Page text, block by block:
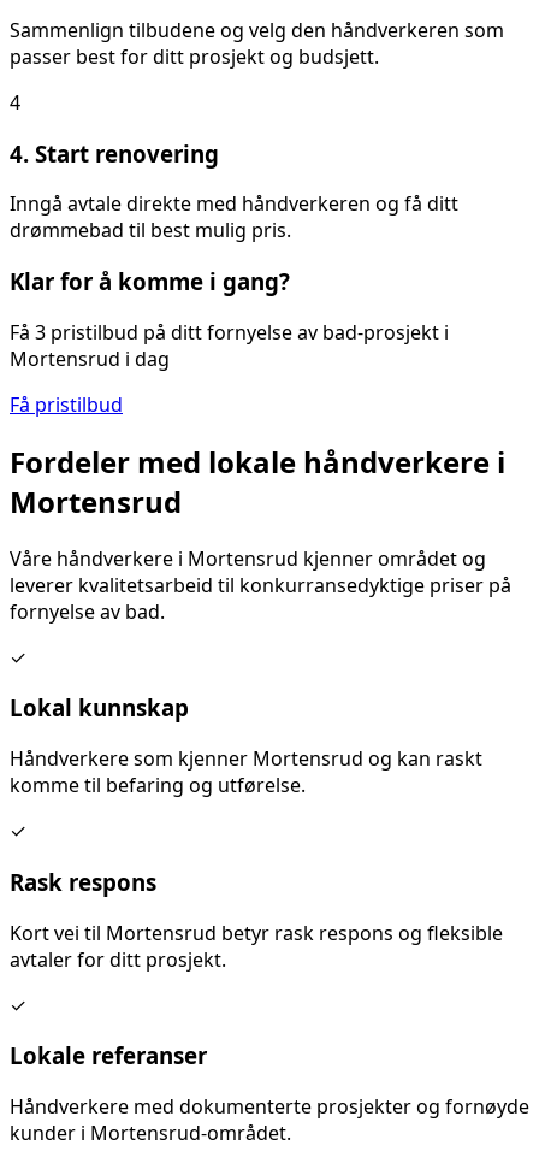
Sammenlign tilbudene og velg den håndverkeren som
passer best for ditt prosjekt og budsjett.
4
4. Start renovering
Inngå avtale direkte med håndverkeren og få ditt
drømmebad til best mulig pris.
Klar for å komme i gang?
Få 3 pristilbud på dittfornyelse av bad-prosjekt i
Mortensrud i dag
Få pristilbud
Fordeler med lokale håndverkere i
Mortensrud
Våre håndverkere i Mortensrud kjenner området og
leverer kvalitetsarbeid til konkurransedyktige priser på
fornyelse av bad.
✓
Lokal kunnskap
Håndverkere som kjenner Mortensrud og kan raskt
komme til befaring og utførelse.
✓
Rask respons
Kort vei til Mortensrud betyr rask respons og fleksible
avtaler for ditt prosjekt.
✓
Lokale referanser
Håndverkere med dokumenterte prosjekter og fornøyde
kunder i Mortensrud-området.